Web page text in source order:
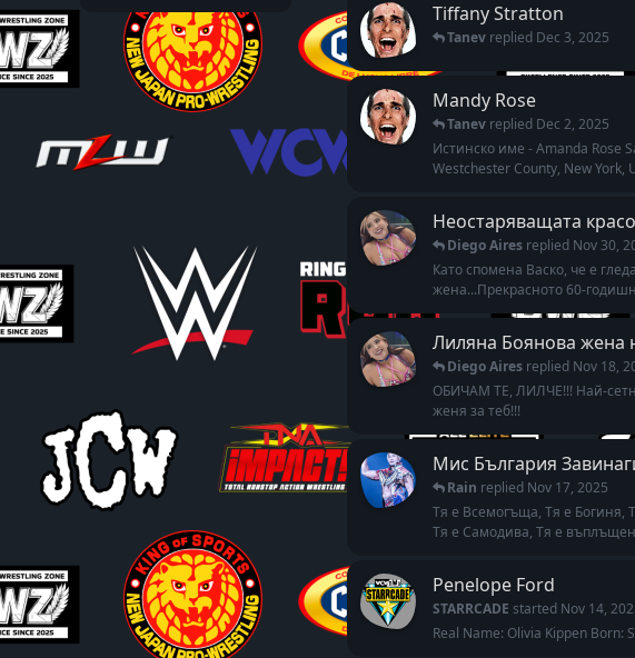
Tiffany Stratton
Tanev replied Dec 3, 2025
Mandy Rose
Tanev replied Dec 2, 2025
Истинско име - Amanda Rose
Westchester County, New York,
Неостаряващата
Diego Aires replied Nov 30,
Като спомена Васко, че е
жена...Прекрасното 60-
Лиляна Боянова жена
Diego Aires replied Nov 18,
ОБИЧАМ ТЕ, ЛИЛЧЕ!!! Най-
женя за теб!!!
Мис България
Rain replied Nov 17, 2025
Тя е Всемогъща, Тя е Богиня,
Тя е Самодива, Тя е
Penelope Ford
STARRCADE started Nov 14,
Real Name: Olivia Kippen Born: